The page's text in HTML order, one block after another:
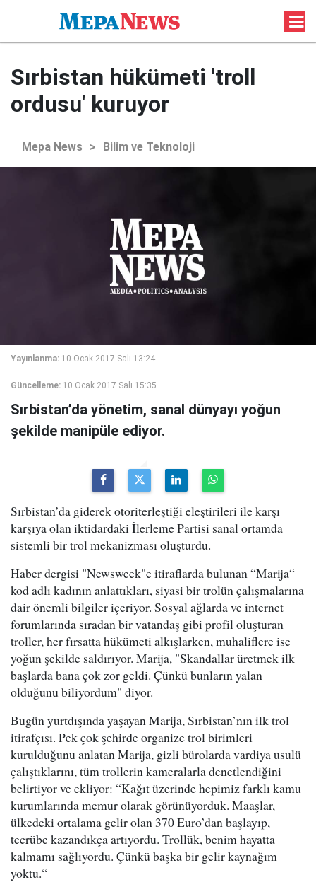
Sırbistan hükümeti 'troll
ordusu' kuruyor
Mepa News > Bilim ve Teknoloji
Yayınlanma: 10 Ocak 2017 Salı 13:24
Güncelleme: 10 Ocak 2017 Salı 15:35
Sırbistan’da yönetim, sanal dünyayı yoğun
şekilde manipüle ediyor.
Sırbistan’da giderek otoriterleştiği eleştirileri ile karşı
karşıya olan iktidardaki İlerleme Partisi sanal ortamda
sistemli bir trol mekanizması oluşturdu.
Haber dergisi "Newsweek"e itiraflarda bulunan “Marija“
kod adlı kadının anlattıkları, siyasi bir trolün çalışmalarına
dair önemli bilgiler içeriyor. Sosyal ağlarda ve internet
forumlarında sıradan bir vatandaş gibi profil oluşturan
troller, her fırsatta hükümeti alkışlarken, muhaliflere ise
yoğun şekilde saldırıyor. Marija, "Skandallar üretmek ilk
başlarda bana çok zor geldi. Çünkü bunların yalan
olduğunu biliyordum" diyor.
Bugün yurtdışında yaşayan Marija, Sırbistan’nın ilk trol
itirafçısı. Pek çok şehirde organize trol birimleri
kurulduğunu anlatan Marija, gizli bürolarda vardiya usulü
çalıştıklarını, tüm trollerin kameralarla denetlendiğini
belirtiyor ve ekliyor: “Kağıt üzerinde hepimiz farklı kamu
kurumlarında memur olarak görünüyorduk. Maaşlar,
ülkedeki ortalama gelir olan 370 Euro’dan başlayıp,
tecrübe kazandıkça artıyordu. Trollük, benim hayatta
kalmamı sağlıyordu. Çünkü başka bir gelir kaynağım
yoktu.“